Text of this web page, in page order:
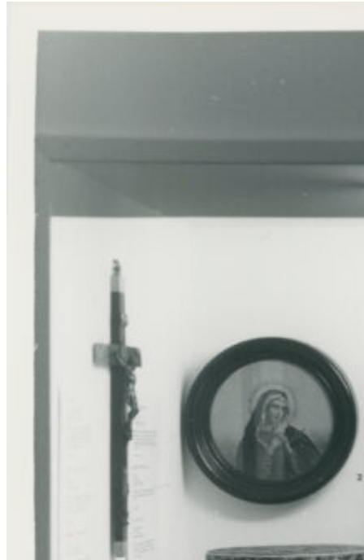
Conférence – L’histoire de la
Ce lien s'ouvrira dans une nouvelle fenêtre
Ancré dans les valeurs d’équité et d’accessibilité, Le Monastère
vous invite à choisir le tarif adapté à votre situation :
Tarif engagé (tarif dont le surplus permet l’accessibilité à
Tarif régulier (prix coûtant pour Le Monastère): 17,48 $
Tarif parrainé (tarif soutenu par les participants engagés):
Pour toute autre information, contactez-nous au 418 694-1639 ou
programmation@monastere.ca